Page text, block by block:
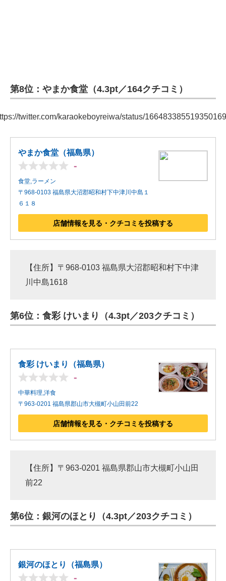
第8位：やまか食堂（4.3pt／164クチコミ）
twitter.com/karaokeboyreiwa/status/
やまか食堂（福島県）
-
食堂,ラーメン
〒968-0103 福島県大沼郡昭和村下中津川中島１
６１８
店舗情報を見る・クチコミを投稿する
【住所】〒968-0103 福島県大沼郡昭和村下中津
川中島1618
第6位：食彩 けいまり（4.3pt／203クチコミ）
食彩 けいまり（福島県）
-
中華料理,洋食
〒963-0201 福島県郡山市大槻町小山田前22
店舗情報を見る・クチコミを投稿する
【住所】〒963-0201 福島県郡山市大槻町小山田
前22
第6位：銀河のほとり（4.3pt／203クチコミ）
銀河のほとり（福島県）
-